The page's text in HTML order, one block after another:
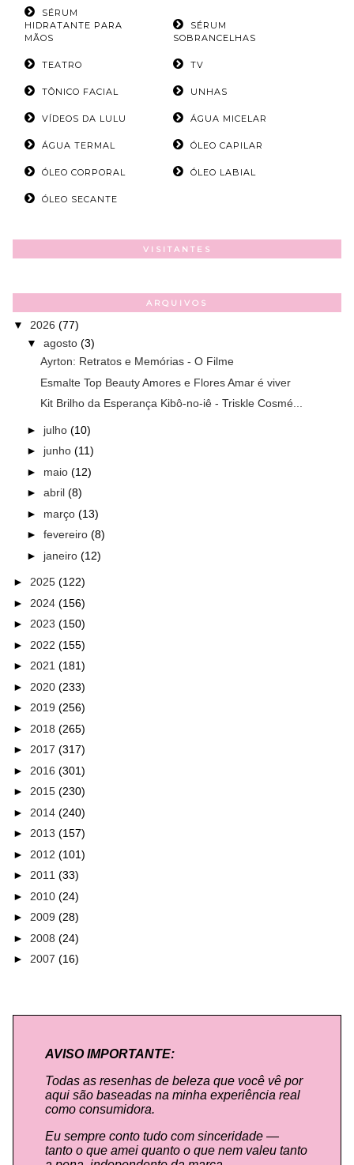
SÉRUM
HIDRATANTE PARA
MÃOS
SÉRUM
SOBRANCELHAS
TEATRO TV
TÔNICO FACIAL UNHAS
VÍDEOS DA LULU ÁGUA MICELAR
ÁGUA TERMAL ÓLEO CAPILAR
ÓLEO CORPORAL ÓLEO LABIAL
ÓLEO SECANTE
VISITANTES
ARQUIVOS
▼ 2026 (77)
▼ agosto (3)
Ayrton: Retratos e Memórias - O Filme
Esmalte Top Beauty Amores e Flores Amar é viver
Kit Brilho da Esperança Kibô-no-iê - Triskle Cosmé...
► julho (10)
► junho (11)
► maio (12)
► abril (8)
► março (13)
► fevereiro (8)
► janeiro (12)
► 2025 (122)
► 2024 (156)
► 2023 (150)
► 2022 (155)
► 2021 (181)
► 2020 (233)
► 2019 (256)
► 2018 (265)
► 2017 (317)
► 2016 (301)
► 2015 (230)
► 2014 (240)
► 2013 (157)
► 2012 (101)
► 2011 (33)
► 2010 (24)
► 2009 (28)
► 2008 (24)
► 2007 (16)
AVISO IMPORTANTE:
Todas as resenhas de beleza que você vê por
aqui são baseadas na minha experiência real
como consumidora.
Eu sempre conto tudo com sinceridade —
tanto o que amei quanto o que nem valeu tanto